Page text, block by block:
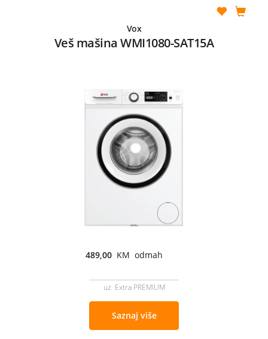
Vox
Veš mašina WMI1080-SAT15A
489,00 KM odmah
uz Extra PREMIUM
Saznaj više